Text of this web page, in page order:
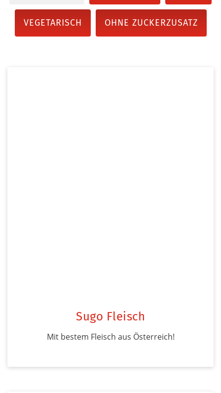
VEGETARISCH OHNE ZUCKERZUSATZ
Sugo Fleisch
Mit bestem Fleisch aus Österreich!